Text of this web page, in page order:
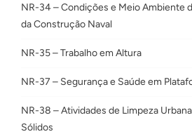
NR-34 – Condições e Meio Ambiente
da Construção Naval
NR-35 – Trabalho em Altura
NR-37 – Segurança e Saúde em
NR-38 – Atividades de Limpeza
Sólidos